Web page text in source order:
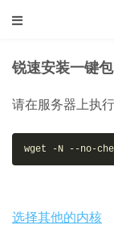
锐速安装一键包
请在服务器上执
wget -N --no-
选择其他的内核